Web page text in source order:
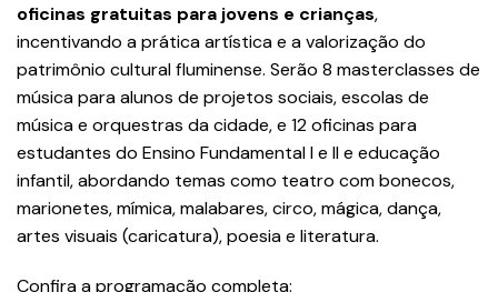
oficinas gratuitas para jovens e crianças,
incentivando a prática artística e a valorização do
patrimônio cultural fluminense. Serão 8 masterclasses de
música para alunos de projetos sociais, escolas de
música e orquestras da cidade, e 12 oficinas para
estudantes do Ensino Fundamental I e II e educação
infantil, abordando temas como teatro com bonecos,
marionetes, mímica, malabares, circo, mágica, dança,
artes visuais (caricatura), poesia e literatura.
Confira a programação completa: